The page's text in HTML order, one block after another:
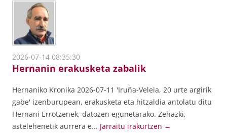
2026-07-14 08:35:30
Hernanin erakusketa zabalik
Hernaniko Kronika 2026-07-11 'Iruña-Veleia, 20 urte argirik
gabe' izenburupean, erakusketa eta hitzaldia antolatu ditu
Hernani Errotzenek, datozen egunetarako. Zehazki,
astelehenetik aurrera e... Jarraitu irakurtzen →